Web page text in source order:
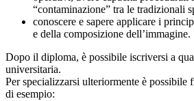
“contaminazione” tra le tradizionali
conoscere e sapere applicare i
e della composizione dell’immagine.
Dopo il diploma, è possibile iscriversi a
universitaria.
Per specializzarsi ulteriormente è possibile
di esempio: